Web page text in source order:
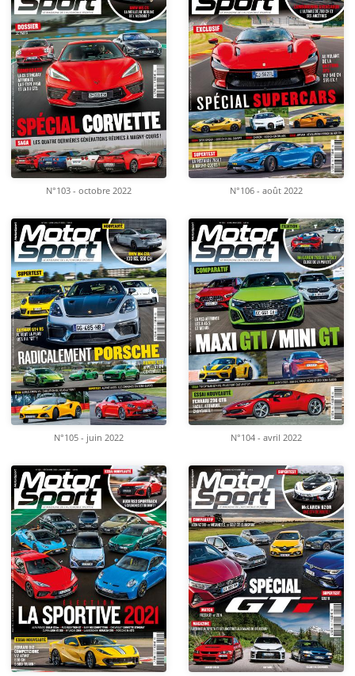
N°103 - octobre 2022 N°106 - août 2022
N°105 - juin 2022 N°104 - avril 2022